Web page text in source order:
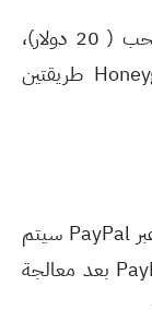
بمجرد وصول رصيدك إلى الحد الأدنى للسحب ( 20 دولار)،
يمكنك طلب سحب أموالك، ويوفر Honeygain طريقتين
الطريقة الأكثر شيوعًا وملاءمة هي السحب عبر PayPal سيتم
إرسال الأموال مباشرة إلى حسابك على PayPal بعد معالجة